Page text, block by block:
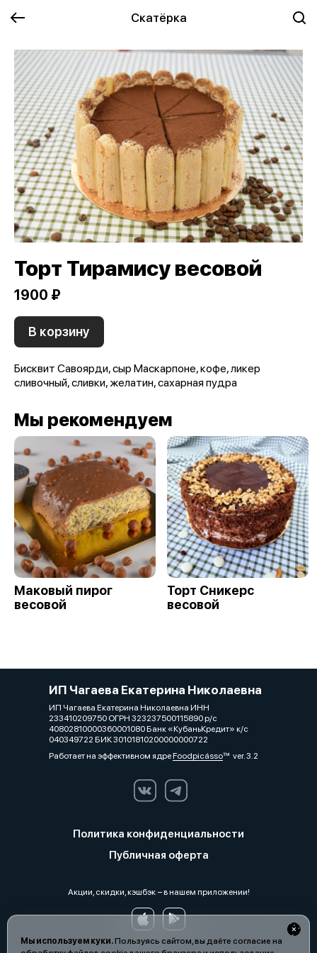
Скатёрка
Мы используем куки.Пользуясь сайтом, вы даёте согласие на
Торт Тирамису весовой
1900 ₽
В корзину
Бисквит Савоярди, сыр Маскарпоне, кофе, ликер
сливочный, сливки, желатин, сахарная пудра
Мы рекомендуем
Маковый пирог
весовой
Торт Сникерс
весовой
ИП Чагаева Екатерина Николаевна
ИП Чагаева Екатерина Николаевна ИНН
233410209750 ОГРН 323237500115890 р/с
40802810000360001080 Банк «КубаньКредит» к/с
040349722 БИК 30101810200000000722
Работает на эффективном ядреFoodpicássover. 3.2
Политика конфиденциальности
Публичная оферта
Акции, скидки, кэшбэк − в нашем приложении!